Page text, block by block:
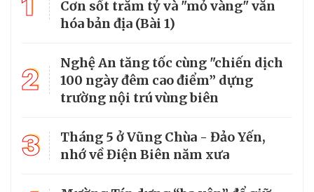
Cơn sốt trăm tỷ và "mỏ vàng" văn
hóa bản địa (Bài 1)
2
Nghệ An tăng tốc cùng "chiến dịch
100 ngày đêm cao điểm” dựng
trường nội trú vùng biên
3
Tháng 5 ở Vũng Chùa - Đảo Yến,
nhớ về Điện Biên năm xưa